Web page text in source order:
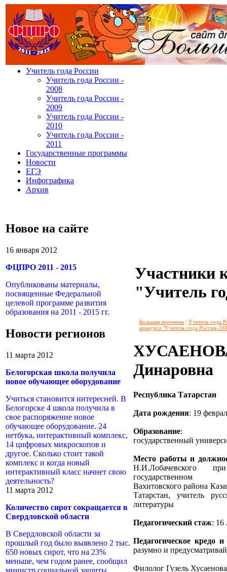
Учитель года России
Учитель года России -
2008
Учитель года России -
2009
Учитель года России -
2010
Учитель года России -
2011
Государственные программы
Новости
ЕГЭ
Инфографика
Архив
Новое на сайте
16 января 2012
ФЦПРО 2011 - 2015
Опубликованы материалы,
посвященные Федеральной
целевой программе развития
образования на 2011 - 2015 гг.
Новости регионов
11 марта 2012
Белогорская школа получила
новое обучающее оборудование
Учиться становится интересней. В
Белогорске 4 школа получила в
свое распоряжение новое
обучающее оборудование. 24
нетбука, интерактивный комплекс,
14 цифровых микроскопов и
другое. Сколько стоит такой
комплекс и когда новый
интерактивный класс начнет свою
деятельность?
11 марта 2012
Количество сирот сокращается в
Свердловской области
В Свердловской области за
прошлый год было выявлено 2 тыс.
650 новых сирот, что на 23%
меньше, чем годом ранее, сообщил
министр социальной защиты
Участники
"Учитель
Большая перемена / Учитель года
конкурса "Учитель года России-
Динаровна
Республика Татарстан
Дата рождения: 19
Образование:
государственный
Место работы и
Н.И.Лобачевского
государственном
Вахитовского района
Татарстан, учитель
литературы
Педагогический стаж: 16
Педагогическое кредо
разумно и
Филолог Гузель